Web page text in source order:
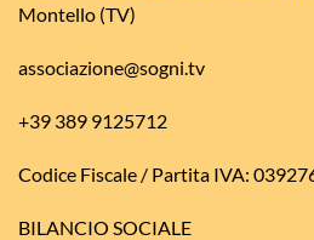
Montello (TV)
associazione@sogni.tv
+39 389 9125712
Codice Fiscale / Partita IVA:
BILANCIO SOCIALE